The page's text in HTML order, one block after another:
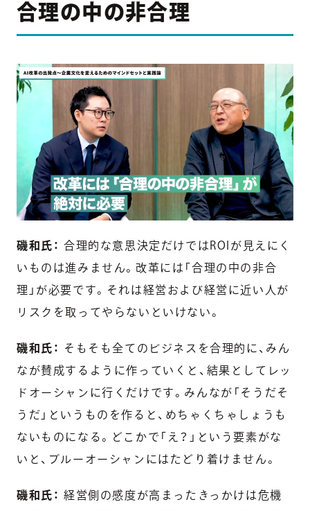
合理の中の非合理
磯和氏： 合理的な意思決定だけではROIが見えにく
いものは進みません。改革には「合理の中の非合
理」が必要です。それは経営および経営に近い人が
リスクを取ってやらないといけない。
磯和氏：
そもそも全てのビジネスを合理的に、みん
なが賛成するように作っていくと、結果としてレッ
ドオーシャンに行くだけです。みんなが「そうだそ
うだ」というものを作ると、めちゃくちゃしょうも
ないものになる。どこかで「え？」という要素がな
いと、ブルーオーシャンにはたどり着けません。
磯和氏： 経営側の感度が高まったきっかけは危機